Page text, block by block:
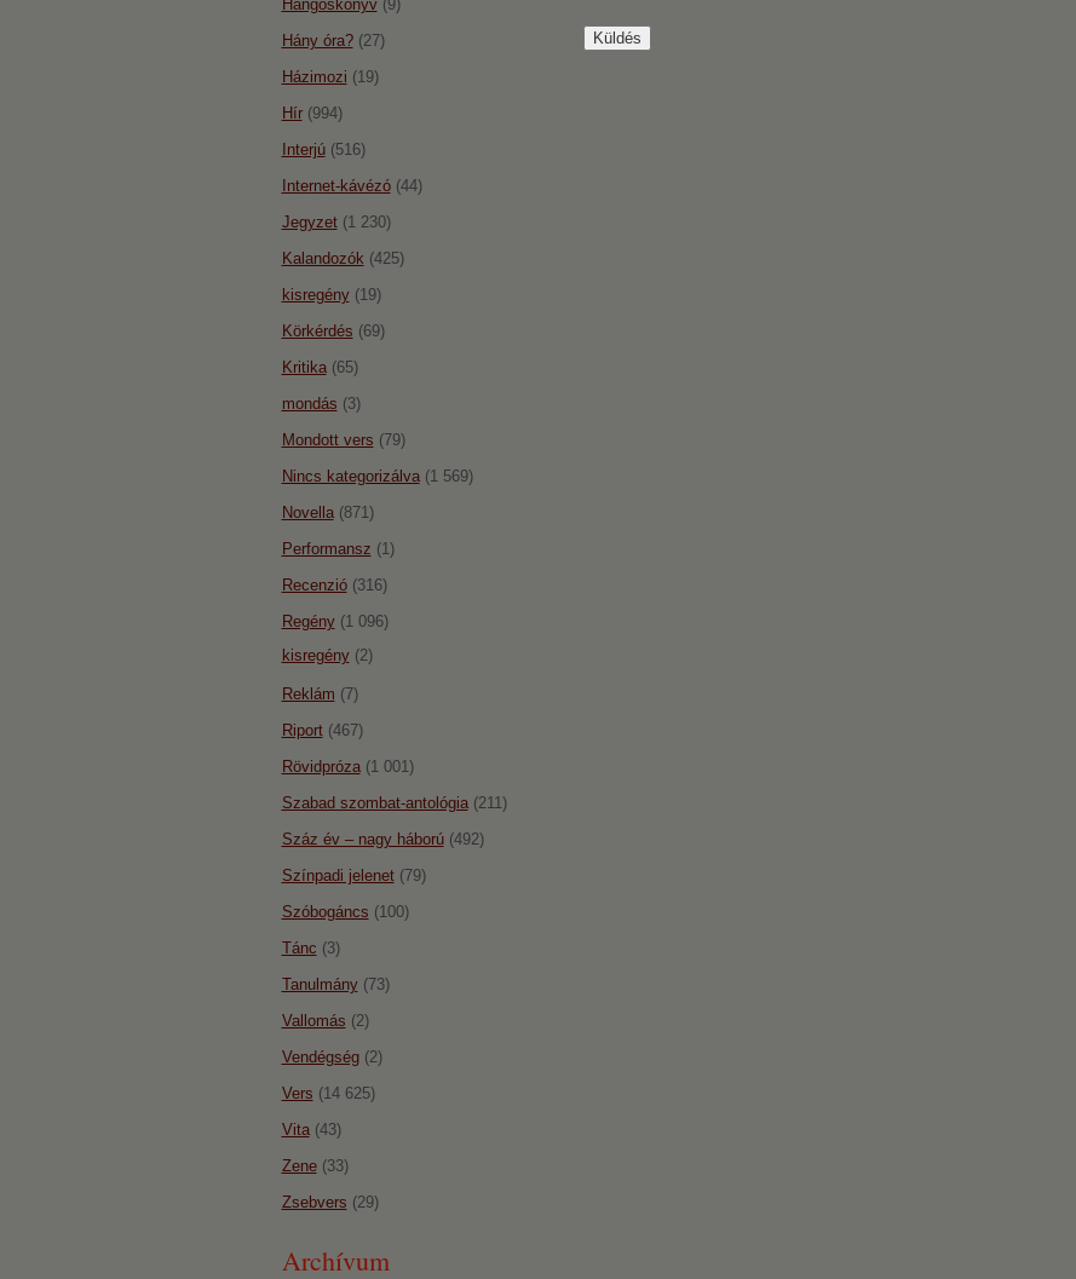
Hangoskönyv(9)
Hány óra?(27)
Házimozi (19)
Hír(994)
Interjú(516)
Internet-kávézó(44)
Jegyzet(1 230)
Kalandozók (425)
kisregény(19)
Körkérdés (69)
Kritika(65)
mondás (3)
Mondott vers (79)
Nincs kategorizálva(1 569)
Novella(871)
Performansz (1)
Recenzió(316)
Regény(1 096)
kisregény(2)
Reklám (7)
Riport(467)
Rövidpróza(1 001)
Szabad szombat-antológia(211)
Száz év – nagy háború(492)
Színpadi jelenet(79)
Szóbogáncs (100)
Tánc (3)
Tanulmány(73)
Vallomás (2)
Vendégség(2)
Vers (14 625)
Vita(43)
Zene(33)
Zsebvers (29)
Archívum